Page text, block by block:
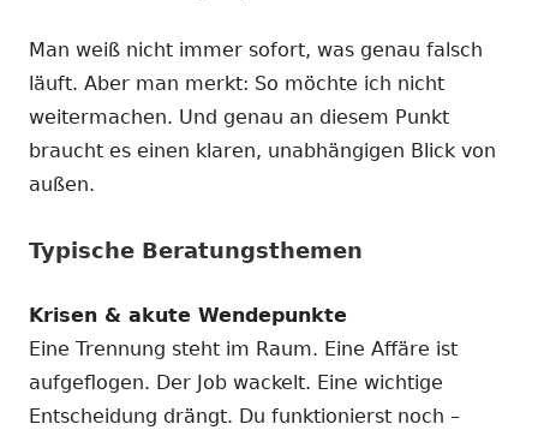
Man weiß nicht immer sofort, was genau falsch
läuft. Aber man merkt: So möchte ich nicht
weitermachen. Und genau an diesem Punkt
braucht es einen klaren, unabhängigen Blick von
außen.
Typische Beratungsthemen
Krisen & akute Wendepunkte
Eine Trennung steht im Raum. Eine Affäre ist
aufgeflogen. Der Job wackelt. Eine wichtige
Entscheidung drängt. Du funktionierst noch –